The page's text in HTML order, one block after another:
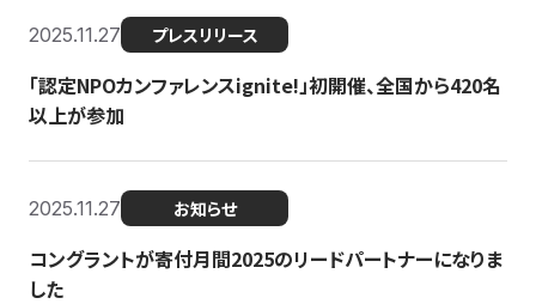
2025.11.27 プレスリリース
「認定NPOカンファレンスignite!」初開催、全国から420名
以上が参加
2025.11.27 お知らせ
コングラントが寄付月間2025のリードパートナーになりま
した